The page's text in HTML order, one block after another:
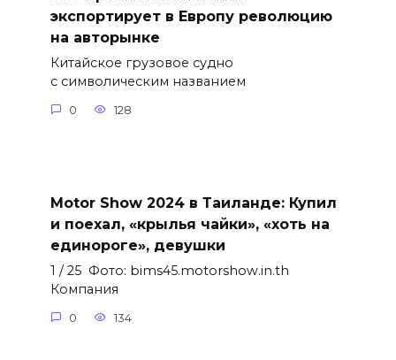
экспортирует в Европу революцию
на авторынке
Китайское грузовое судно
с символическим названием
0 128
Motor Show 2024 в Таиланде: Купил
и поехал, «крылья чайки», «хоть на
единороге», девушки
1 / 25 Фото: bims45.motorshow.in.th
Компания
0 134